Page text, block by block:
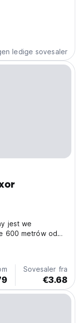
ledige sovesaler
jest we
600 metrów od
bezpłatny
do grillowania,
Sovesaler fra
€3.68